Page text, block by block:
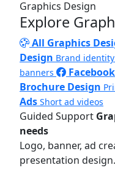
Graphics Design
Explore
All Graphics
Design Brand identity
banners
Brochure Design
Ads Short ad videos
Guided Support
needs
Logo, banner, ad
presentation design.